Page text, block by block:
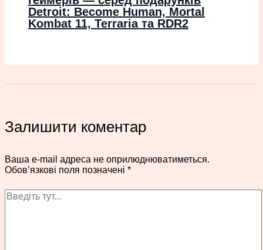
Detroit: Become Human, Mortal
Kombat 11, Terraria та RDR2
Залишити коментар
Ваша e-mail адреса не оприлюднюватиметься.
Обов’язкові поля позначені *
Введіть